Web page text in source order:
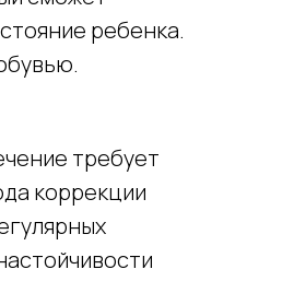
ребенка.
требует
коррекции